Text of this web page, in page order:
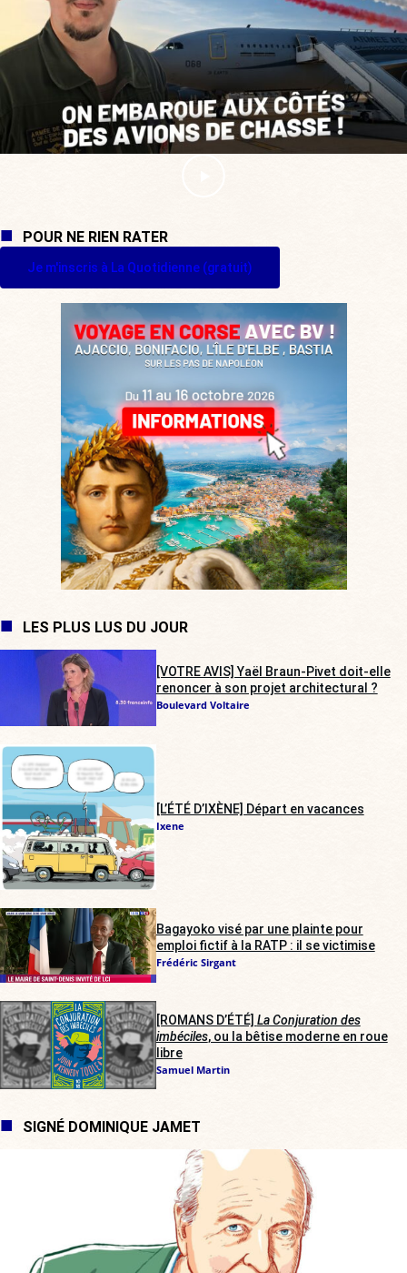
POUR NE RIEN RATER
Je m'inscris à La Quotidienne (gratuit)
LES PLUS LUS DU JOUR
[VOTRE AVIS] Yaël Braun-Pivet doit-elle
renoncer à son projet architectural ?
Boulevard Voltaire
[L’ÉTÉ D’IXÈNE] Départ en vacances
Ixene
Bagayoko visé par une plainte pour
emploi fictif à la RATP : il se victimise
Frédéric Sirgant
[ROMANS D’ÉTÉ] La Conjuration des
imbéciles, ou la bêtise moderne en roue
libre
Samuel Martin
SIGNÉ DOMINIQUE JAMET